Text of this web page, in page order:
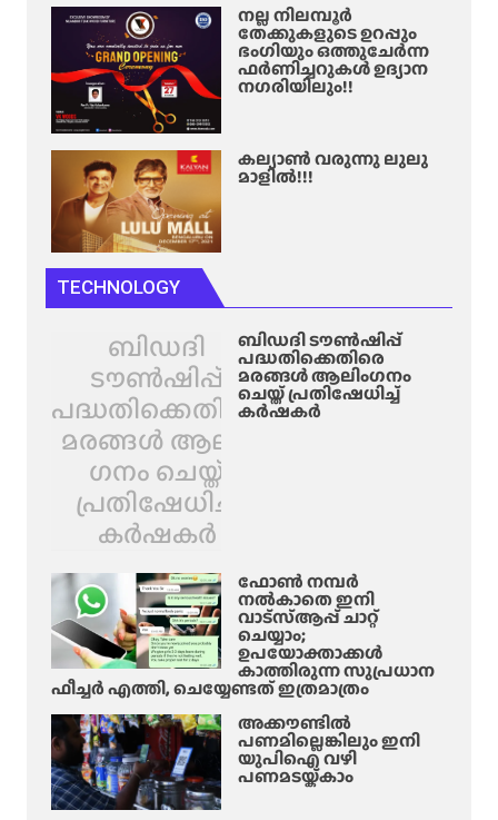
നല്ല നിലമ്പൂർ
തേക്കുകളുടെ ഉറപ്പും
ഭംഗിയും ഒത്തുചേർന്ന
ഫർണിച്ചറുകൾ ഉദ്യാന
നഗരിയിലും!!
കല്യാൺ വരുന്നു ലുലു
മാളിൽ!!!
TECHNOLOGY
ബിഡദി
ടൗൺഷിപ്പ്
പദ്ധതിക്കെതിരെ
മരങ്ങൾ ആലിം​
ഗനം ചെയ്ത്
പ്രതിഷേധിച്ച്
കർഷകർ
ബിഡദി ടൗൺഷിപ്പ്
പദ്ധതിക്കെതിരെ
മരങ്ങൾ ആലിം​ഗനം
ചെയ്ത് പ്രതിഷേധിച്ച്
കർഷകർ
ഫോൺ നമ്പർ
നൽകാതെ ഇനി
വാട്‌സ്ആപ്പ് ചാറ്റ്
ചെയ്യാം;
ഉപയോക്താക്കൾ
കാത്തിരുന്ന സുപ്രധാന
ഫീച്ചർ എത്തി, ചെയ്യേണ്ടത് ഇത്രമാത്രം
അക്കൗണ്ടിൽ
പണമില്ലെങ്കിലും ഇനി
യുപിഐ വഴി
പണമടയ്ക്കാം